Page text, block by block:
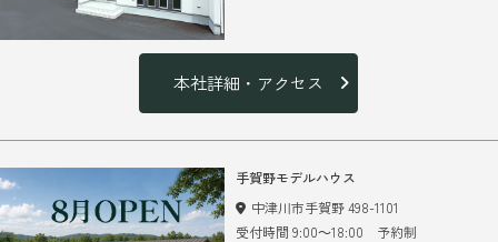
本社詳細・アクセス
手賀野モデルハウス
中津川市手賀野 498-1101
受付時間 9:00～18:00 予約制